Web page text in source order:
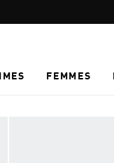
FEMMES